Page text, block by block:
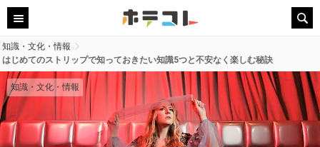
知識・文化・情報
はじめてのストリップで知っておきたい知識5つと不安なく楽しむ秘訣
知識・文化・情報